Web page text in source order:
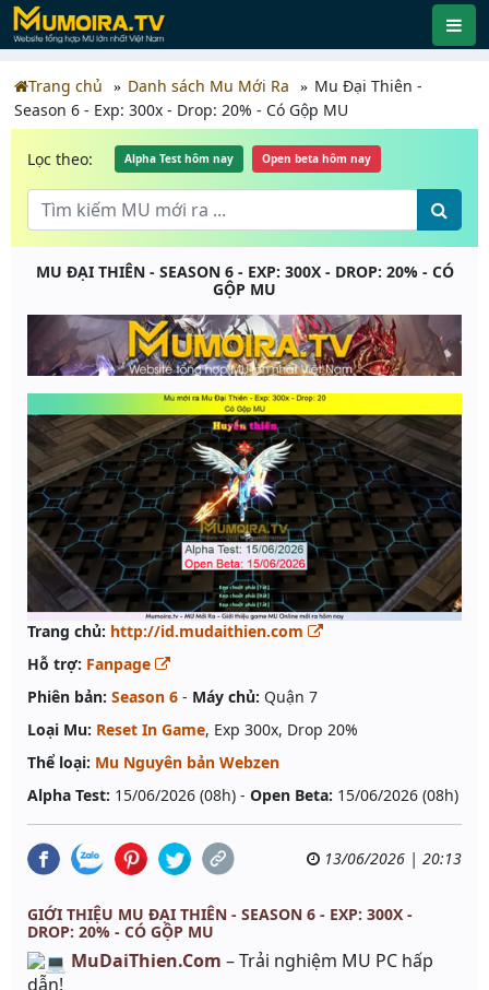
Trang chủ Danh sách Mu Mới Ra
Mu Đại Thiên -
Season 6 - Exp: 300x - Drop: 20% - Có Gộp MU
Lọc theo: Alpha Test hôm nay Open beta hôm nay
MU ĐẠI THIÊN - SEASON 6 - EXP: 300X - DROP: 20% - CÓ
GỘP MU
Trang chủ: http://id.mudaithien.com
Hỗ trợ: Fanpage
Phiên bản: Season 6 - Máy chủ: Quận 7
Loại Mu: Reset In Game, Exp 300x, Drop 20%
Thể loại: Mu Nguyên bản Webzen
Alpha Test: 15/06/2026 (08h) - Open Beta: 15/06/2026 (08h)
13/06/2026 | 20:13
GIỚI THIỆU MU ĐẠI THIÊN - SEASON 6 - EXP: 300X -
DROP: 20% - CÓ GỘP MU
MuDaiThien.Com – Trải nghiệm MU PC hấp
dẫn!